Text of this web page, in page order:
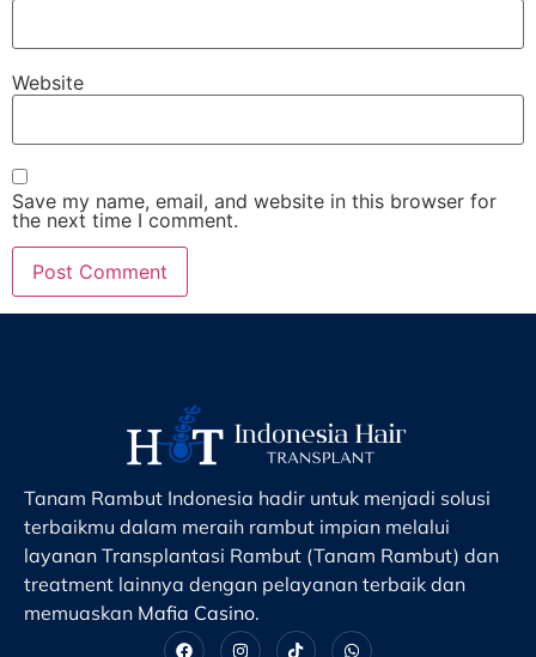
Website
Save my name, email, and website in this browser for
the next time I comment.
Tanam Rambut Indonesia hadir untuk menjadi solusi
terbaikmu dalam meraih rambut impian melalui
layanan Transplantasi Rambut (Tanam Rambut) dan
treatment lainnya dengan pelayanan terbaik dan
memuaskan Mafia Casino.